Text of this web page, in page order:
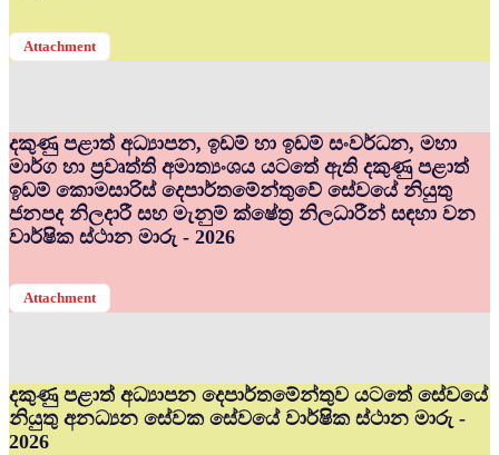
Attachment
දකුණු පළාත් අධ්‍යාපන, ඉඩම් හා ඉඩම් සංවර්ධන, මහා
මාර්ග හා ප්‍රවෘත්ති අමාත්‍යංශය යටතේ ඇති දකුණු පළාත්
ඉඩම් කොමසාරිස් දෙපාර්තමේන්තුවේ සේවයේ නියුතු
ජනපද නිලදාරී සහ මැනුම් ක්ෂේත්‍ර නිලධාරීන් සඳහා වන
වාර්ෂික ස්ථාන මාරු - 2026
Attachment
දකුණු පළාත් අධ්‍යාපන දෙපාර්තමේන්තුව යටතේ සේවයේ
නියුතු අනධ්‍යන සේවක සේවයේ වාර්ෂික ස්ථාන මාරු -
2026